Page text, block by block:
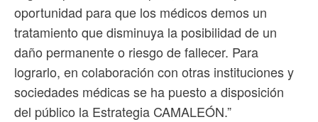
oportunidad para que los médicos demos un
tratamiento que disminuya la posibilidad de un
daño permanente o riesgo de fallecer. Para
lograrlo, en colaboración con otras instituciones y
sociedades médicas se ha puesto a disposición
del público la Estrategia CAMALEÓN.”